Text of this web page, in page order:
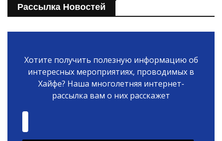
Рассылка Новостей
Хотите получить полезную информацию об
интересных мероприятиях, проводимых в
Хайфе? Наша многолетняя интернет-
рассылка вам о них расскажет